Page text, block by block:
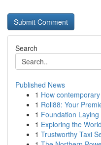
Search
Published News
1 How
1 Roll88: Your
1 Foundation
1 Exploring the
1 Trustworthy Taxi